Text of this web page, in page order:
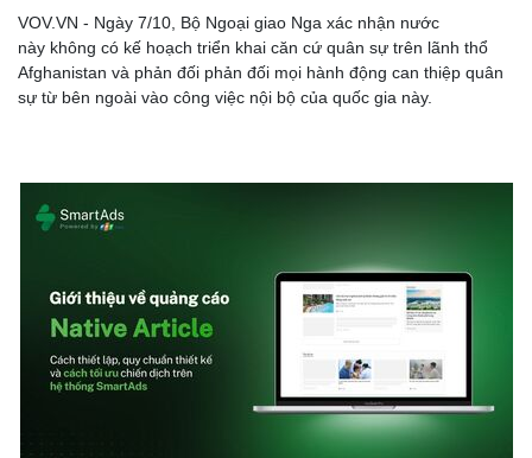
VOV.VN - Ngày 7/10, Bộ Ngoại giao Nga xác nhận nước
này không có kế hoạch triển khai căn cứ quân sự trên lãnh thổ
Afghanistan và phản đối phản đối mọi hành động can thiệp quân
sự từ bên ngoài vào công việc nội bộ của quốc gia này.